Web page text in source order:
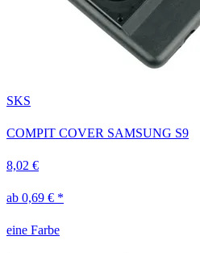
SKS
COMPIT COVER SAMSUNG S9
8,02 €
ab 0,69 € *
eine Farbe